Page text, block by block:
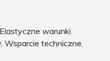
warunki
Wsparcie techniczne,